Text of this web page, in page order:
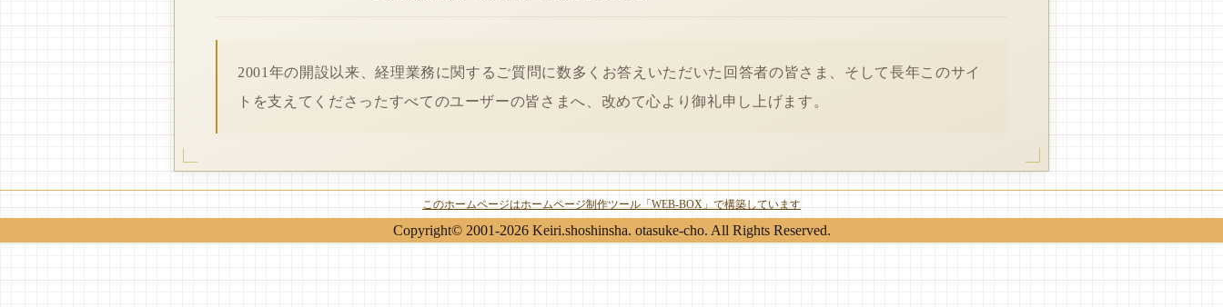
2001年の開設以来、経理業務に関するご質問に数多くお答えいただいた回答者の皆さま、そして長年このサイ
トを支えてくださったすべてのユーザーの皆さまへ、改めて心より御礼申し上げます。
このホームページはホームページ制作ツール「WEB-BOX」で構築しています
Copyright© 2001-2026 Keiri.shoshinsha. otasuke-cho. All Rights Reserved.